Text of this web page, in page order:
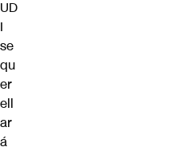
UD
I
se
qu
er
ell
ar
á